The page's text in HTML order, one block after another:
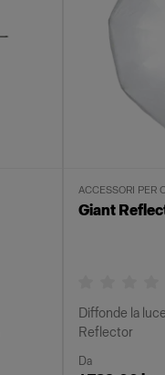
ACCESSORI PER
Giant
Diffonde la
Reflector
Da